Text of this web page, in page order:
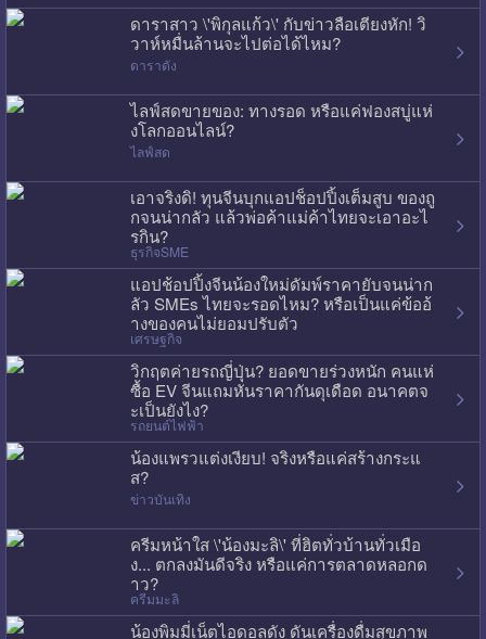
ดาราสาว \'พิกุลแก้ว\' กับข่าวลือเตียงหัก! วิ
วาห์หมื่นล้านจะไปต่อได้ไหม?
ดาราดัง
ไลฟ์สดขายของ: ทางรอด หรือแค่ฟองสบู่แห่
งโลกออนไลน์?
ไลฟ์สด
เอาจริงดิ! ทุนจีนบุกแอปช็อปปิ้งเต็มสูบ ของถู
กจนน่ากลัว แล้วพ่อค้าแม่ค้าไทยจะเอาอะไ
รกิน?
ธุรกิจSME
แอปช้อปปิ้งจีนน้องใหม่ดัมพ์ราคายับจนน่าก
ลัว SMEs ไทยจะรอดไหม? หรือเป็นแค่ข้ออ้
างของคนไม่ยอมปรับตัว
เศรษฐกิจ
วิกฤตค่ายรถญี่ปุ่น? ยอดขายร่วงหนัก คนแห่
ซื้อ EV จีนแถมหั่นราคากันดุเดือด อนาคตจ
ะเป็นยังไง?
รถยนต์ไฟฟ้า
น้องแพรวแต่งเงียบ! จริงหรือแค่สร้างกระแ
ส?
ข่าวบันเทิง
ครีมหน้าใส \'น้องมะลิ\' ที่ฮิตทั่วบ้านทั่วเมือ
ง... ตกลงมันดีจริง หรือแค่การตลาดหลอกด
าว?
ครีมมะลิ
น้องพิมมี่เน็ตไอดอลดัง ดันเครื่องดื่มสุขภาพ